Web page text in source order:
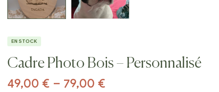
EN STOCK
Cadre Photo Bois – Personnalisé
49,00 € – 79,00 €